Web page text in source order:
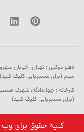
:
مسیریابیکلیککنید)
مسیریابیکلیککنید)
حقوق برای وب